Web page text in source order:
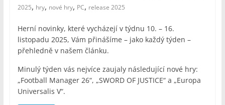
2025, hry, nové hry, PC, release 2025
Herní novinky, které vycházejí v týdnu 10. – 16.
listopadu 2025, Vám přinášíme – jako každý týden –
přehledně v našem článku.
Minulý týden vás nejvíce zaujaly následující nové hry:
„Football Manager 26“, „SWORD OF JUSTICE“ a „Europa
Universalis V“.